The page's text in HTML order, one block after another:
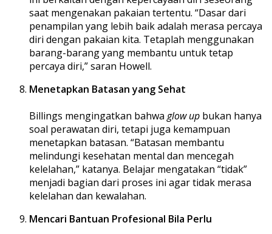
saat mengenakan pakaian tertentu. “Dasar dari
penampilan yang lebih baik adalah merasa percaya
diri dengan pakaian kita. Tetaplah menggunakan
barang-barang yang membantu untuk tetap
percaya diri,” saran Howell.
Menetapkan Batasan yang Sehat
Billings mengingatkan bahwa glow up bukan hanya
soal perawatan diri, tetapi juga kemampuan
menetapkan batasan. “Batasan membantu
melindungi kesehatan mental dan mencegah
kelelahan,” katanya. Belajar mengatakan “tidak”
menjadi bagian dari proses ini agar tidak merasa
kelelahan dan kewalahan.
Mencari Bantuan Profesional Bila Perlu